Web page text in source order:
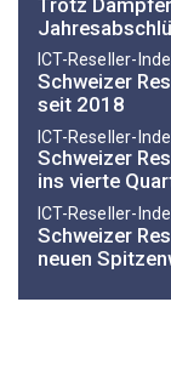
ICT-Reseller-
Schweizer
seit 2018
ICT-Reseller-
Schweizer
ins vierte
ICT-Reseller-
Schweizer
neuen